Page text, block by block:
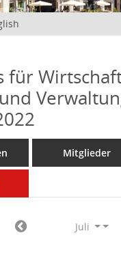
für
Mitglieder
Juli